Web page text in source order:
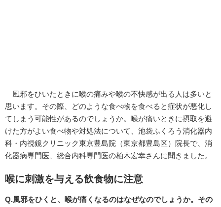
風邪をひいたときに喉の痛みや喉の不快感が出る人は多いと
思います。その際、どのような食べ物を食べると症状が悪化し
てしまう可能性があるのでしょうか。喉が痛いときに摂取を避
けた方がよい食べ物や対処法について、池袋ふくろう消化器内
科・内視鏡クリニック東京豊島院（東京都豊島区）院長で、消
化器病専門医、総合内科専門医の柏木宏幸さんに聞きました。
喉に刺激を与える飲食物に注意
Q.風邪をひくと、喉が痛くなるのはなぜなのでしょうか。その